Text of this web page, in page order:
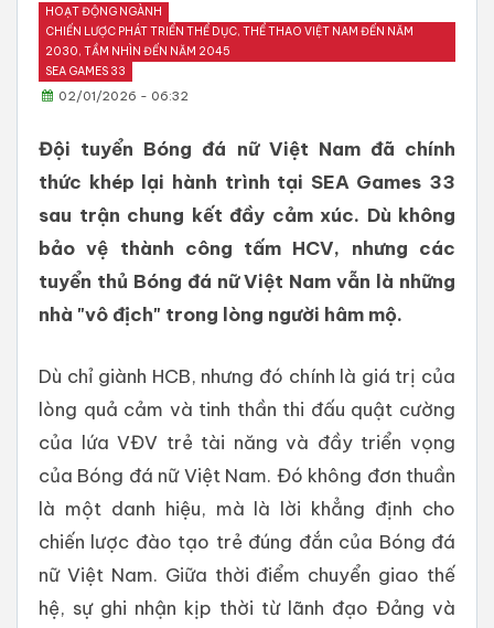
HOẠT ĐỘNG NGÀNH
CHIẾN LƯỢC PHÁT TRIỂN THỂ DỤC, THỂ THAO VIỆT NAM ĐẾN NĂM
2030, TẦM NHÌN ĐẾN NĂM 2045
SEA GAMES 33
02/01/2026 - 06:32
Đội tuyển Bóng đá nữ Việt Nam đã chính
thức khép lại hành trình tại SEA Games 33
sau trận chung kết đầy cảm xúc. Dù không
bảo vệ thành công tấm HCV, nhưng các
tuyển thủ Bóng đá nữ Việt Nam vẫn là những
nhà "vô địch" trong lòng người hâm mộ.
Dù chỉ giành HCB, nhưng đó chính là giá trị của
lòng quả cảm và tinh thần thi đấu quật cường
của lứa VĐV trẻ tài năng và đầy triển vọng
của Bóng đá nữ Việt Nam. Đó không đơn thuần
là một danh hiệu, mà là lời khẳng định cho
chiến lược đào tạo trẻ đúng đắn của Bóng đá
nữ Việt Nam. Giữa thời điểm chuyển giao thế
hệ, sự ghi nhận kịp thời từ lãnh đạo Đảng và